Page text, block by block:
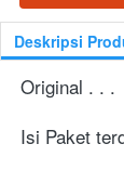
Deskripsi
Original . . .
Isi Paket